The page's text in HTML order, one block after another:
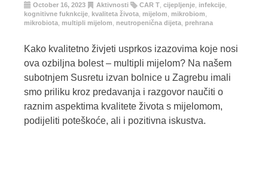
October 16, 2023 Aktivnosti CAR T cijepljenje infekcije
kognitivne fuknkcije kvaliteta života mijelom mikrobiom
mikrobiota multipli mijelom neutropenična dijeta prehrana
Kako kvalitetno živjeti usprkos izazovima koje nosi
ova ozbiljna bolest – multipli mijelom? Na našem
subotnjem Susretu izvan bolnice u Zagrebu imali
smo priliku kroz predavanja i razgovor naučiti o
raznim aspektima kvalitete života s mijelomom,
podijeliti poteškoće, ali i pozitivna iskustva.